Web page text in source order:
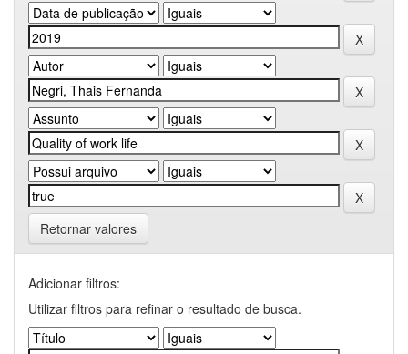
Retornar valores
Adicionar filtros:
Utilizar filtros para refinar o resultado de busca.